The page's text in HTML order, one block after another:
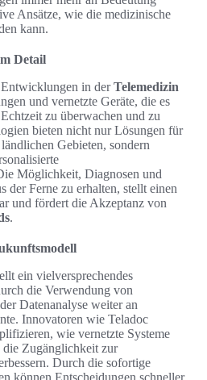
Ansätze, wie die medizinische
kann.
Detail
in derTelemedizin
und vernetzte Geräte, die es
zu überwachen und zu
bieten nicht nur Lösungen für
Gebieten, sondern
Möglichkeit, Diagnosen und
der Ferne zu erhalten, stellt einen
und fördert die Akzeptanz von
.
ein vielversprechendes
die Verwendung von
Datenanalyse weiter an
Innovatoren wie Teladoc
wie vernetzte Systeme
Zugänglichkeit zur
Durch die sofortige
können Entscheidungen schneller